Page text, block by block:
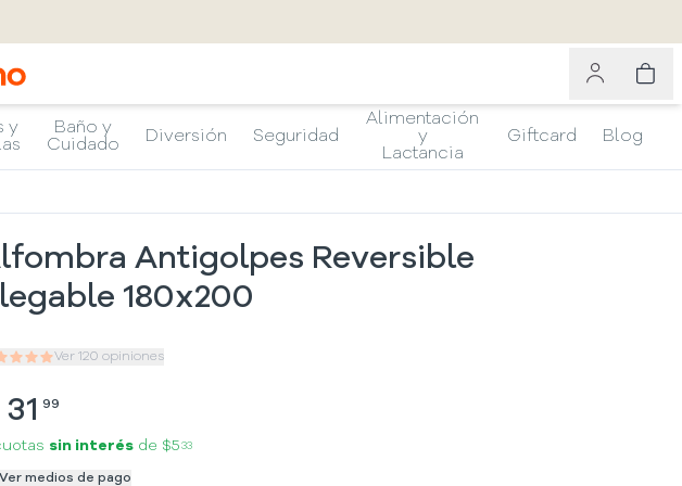
y
Baño y
Cuidado
Diversión Seguridad
Alimentación
y
Lactancia
Giftcard Blog
Antigolpes Reversible
180x200
Ver 120 opiniones
31 99
sin interés de $5 33
Ver medios de pago